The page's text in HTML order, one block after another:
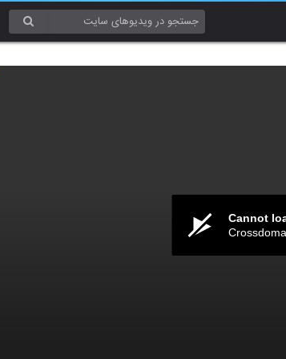
Cannot